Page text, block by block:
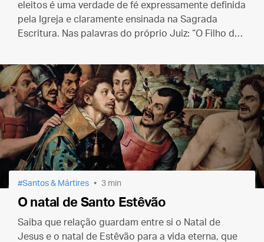
eleitos é uma verdade de fé expressamente definida
pela Igreja e claramente ensinada na Sagrada
Escritura. Nas palavras do próprio Juiz: “O Filho do
Santos & Mártires 3 min
O natal de Santo Estêvão
Saiba que relação guardam entre si o Natal de
Jesus e o natal de Estêvão para a vida eterna, que